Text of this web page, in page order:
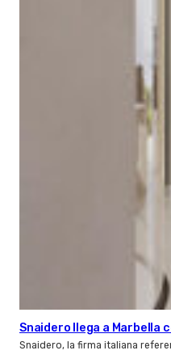
Snaidero llega a Marbella
Snaidero, la firma italiana